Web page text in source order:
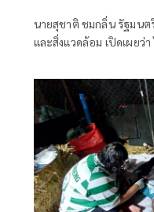
นายสุชาติ ชมกลิ่น รัฐมนต
และสิ่งแวดล้อม เปิดเผยว่